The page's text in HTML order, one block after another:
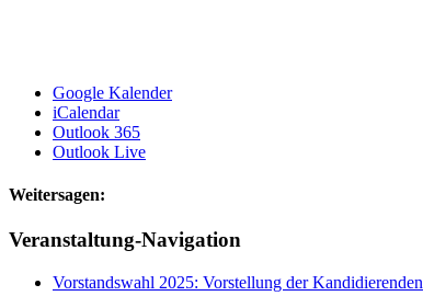
Google Kalender
iCalendar
Outlook 365
Outlook Live
Weitersagen:
Facebook
X
Reddit
LinkedIn
WhatsApp
Tumblr
Pinterest
Vk
E-
Veranstaltung-Navigation
Vorstandswahl 2025: Vorstellung der Kandidierenden